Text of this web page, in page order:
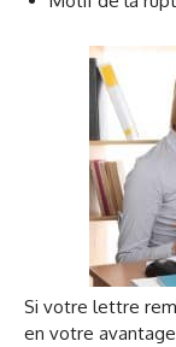
Si votre lettre
en votre